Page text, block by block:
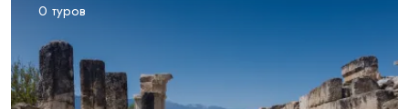
0 туров